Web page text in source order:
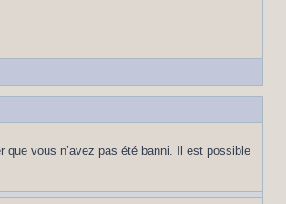
que vous n’avez pas été banni. Il est possible